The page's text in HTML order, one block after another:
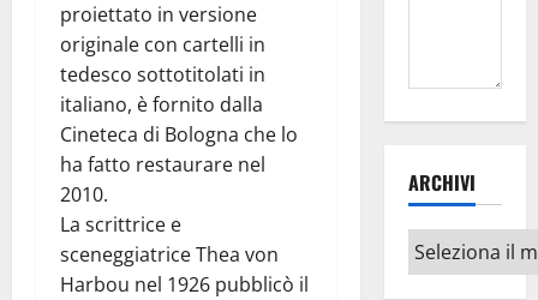
proiettato in versione
originale con cartelli in
tedesco sottotitolati in
italiano, è fornito dalla
Cineteca di Bologna che lo
ha fatto restaurare nel
2010.
La scrittrice e
sceneggiatrice Thea von
Harbou nel 1926 pubblicò il
ARCHIVI
Archivi